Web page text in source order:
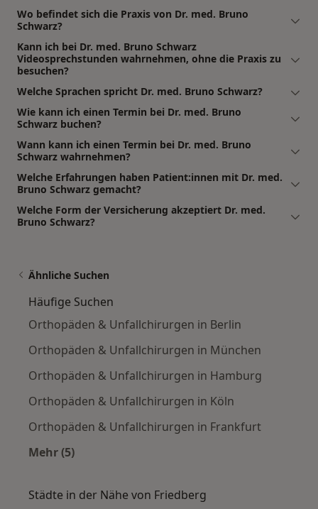
Wo befindet sich die Praxis von Dr. med. Bruno
Schwarz?
Kann ich bei Dr. med. Bruno Schwarz
Videosprechstunden wahrnehmen, ohne die Praxis zu
besuchen?
Welche Sprachen spricht Dr. med. Bruno Schwarz?
Wie kann ich einen Termin bei Dr. med. Bruno
Schwarz buchen?
Wann kann ich einen Termin bei Dr. med. Bruno
Schwarz wahrnehmen?
Welche Erfahrungen haben Patient:innen mit Dr. med.
Bruno Schwarz gemacht?
Welche Form der Versicherung akzeptiert Dr. med.
Bruno Schwarz?
Ähnliche Suchen
Häufige Suchen
Orthopäden & Unfallchirurgen in Berlin
Orthopäden & Unfallchirurgen in München
Orthopäden & Unfallchirurgen in Hamburg
Orthopäden & Unfallchirurgen in Köln
Orthopäden & Unfallchirurgen in Frankfurt
Mehr (5)
Städte in der Nähe von Friedberg